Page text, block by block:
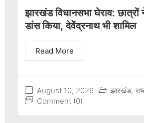
झारखंड विधानसभा घेराव:
डांस किया, देवेंद्रनाथ भी शामिल
August 10, 2026 झारखंड,
Comment (0)
Read More